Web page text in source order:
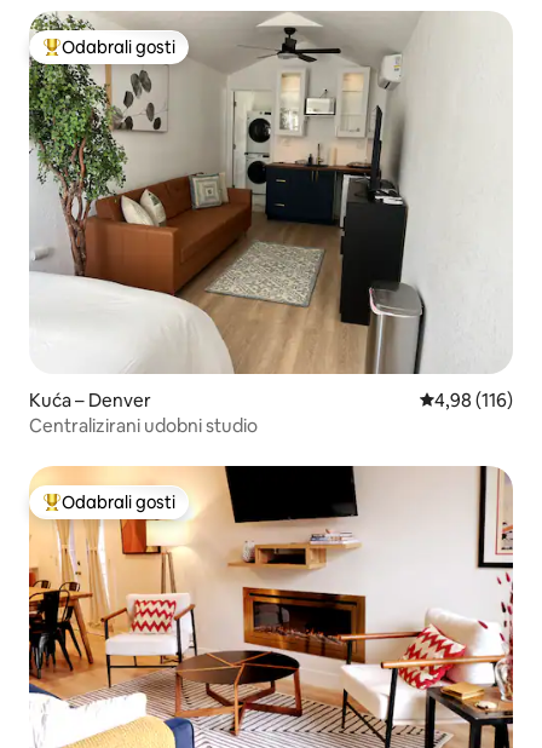
Među najviše rangiranima s oznakom „Odabrali gosti”
Odabrali gosti
Kuća – Denver Prosječna
4,98 (116)
Centralizirani udobni studio
Među najviše rangiranima s oznakom „Odabrali gosti”
Odabrali gosti